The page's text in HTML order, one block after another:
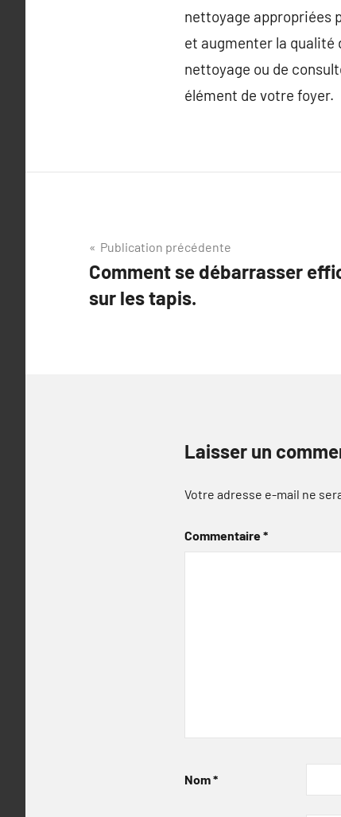
nettoyage appropriées
et augmenter la qualité
nettoyage ou de
élément de votre foyer.
Navigation
de
l’article
Publication précédente
Comment se débarrasser
sur les tapis.
Laisser un
Votre adresse e-mail ne
Commentaire*
Nom*